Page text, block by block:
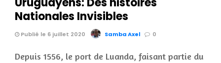
Nationales Invisibles
Publié le 6 juillet 2020 Samba Axel 0
Depuis 1556, le port de Luanda, faisant partie du